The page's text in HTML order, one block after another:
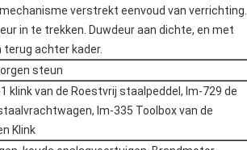
verstrekt eenvoud van verrichting.
in te trekken. Duwdeur aan dichte, en met
achter kader.
steun
klink van de Roestvrij staalpeddel, lm-729 de
lm-335 Toolbox van de
Klink